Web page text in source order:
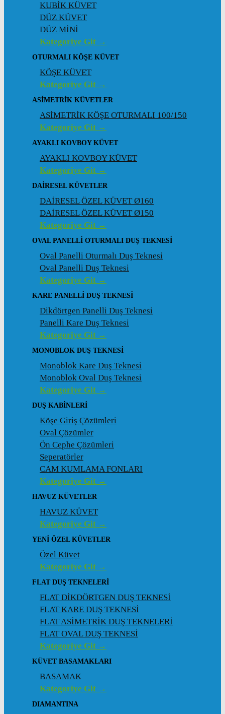
KUBİK KÜVET
DÜZ KÜVET
DÜZ MİNİ
Kategoriye Git →
OTURMALI KÖŞE KÜVET
KÖŞE KÜVET
Kategoriye Git →
ASIMETRIK KÜVETLER
ASİMETRİK KÖŞE OTURMALI 100/150
Kategoriye Git →
AYAKLI KOVBOY KÜVET
AYAKLI KOVBOY KÜVET
Kategoriye Git →
DAIRESEL KÜVETLER
DAİRESEL ÖZEL KÜVET Ø160
DAİRESEL ÖZEL KÜVET Ø150
Kategoriye Git →
OVAL PANELLI OTURMALI DUŞ TEKNESI
Oval Panelli Oturmalı Duş Teknesi
Oval Panelli Duş Teknesi
Kategoriye Git →
KARE PANELLI DUŞ TEKNESI
Dikdörtgen Panelli Duş Teknesi
Panelli Kare Duş Teknesi
Kategoriye Git →
MONOBLOK DUŞ TEKNESI
Monoblok Kare Duş Teknesi
Monoblok Oval Duş Teknesi
Kategoriye Git →
DUŞ KABINLERI
Köşe Giriş Çözümleri
Oval Çözümler
Ön Cephe Çözümleri
Seperatörler
CAM KUMLAMA FONLARI
Kategoriye Git →
HAVUZ KÜVETLER
HAVUZ KÜVET
Kategoriye Git →
YENI ÖZEL KÜVETLER
Özel Küvet
Kategoriye Git →
FLAT DUŞ TEKNELERI
FLAT DİKDÖRTGEN DUŞ TEKNESİ
FLAT KARE DUŞ TEKNESİ
FLAT ASİMETRİK DUŞ TEKNELERİ
FLAT OVAL DUŞ TEKNESİ
Kategoriye Git →
KÜVET BASAMAKLARI
BASAMAK
Kategoriye Git →
DIAMANTINA